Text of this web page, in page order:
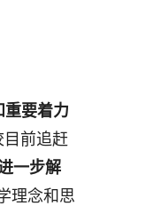
重要着力
目前追赶
一步解
理念和思